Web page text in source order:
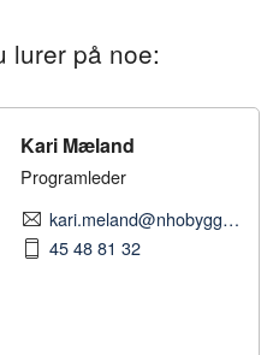
og sikker bygge- og
lurer på noe:
Kari Mæland
Programleder
kari.meland@nhobyggenaringen.no
45 48 81 32